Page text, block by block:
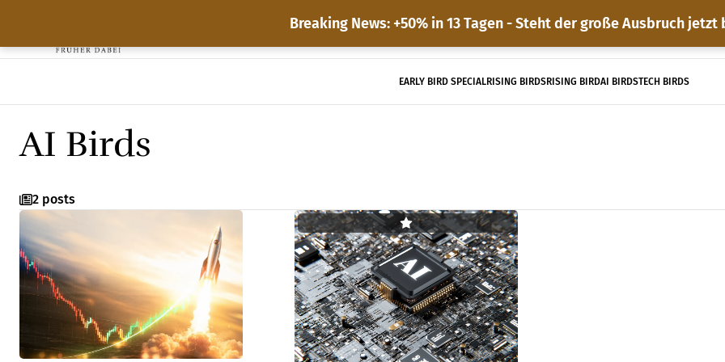
Breaking News: +50% in 13 Tagen - Steht der große Ausbruch jetzt
EARLY BIRD SPECIALRISING BIRDSRISING BIRDAI BIRDSTECH BIRDS
AI Birds
2 posts